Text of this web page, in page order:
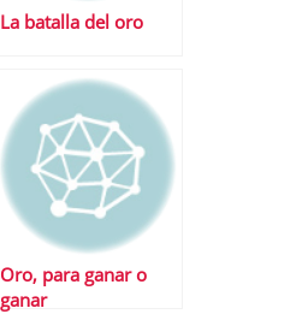
La batalla del oro
Oro, para ganar o
ganar